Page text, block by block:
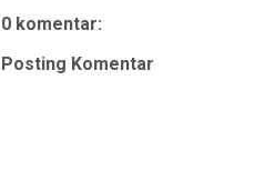
0 komentar:
Posting Komentar